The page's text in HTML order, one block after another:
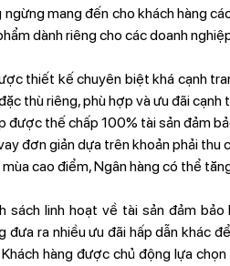
mang đến cho khách hàng
dành riêng cho các doanh
thiết kế chuyên biệt khá cạnh
thù riêng, phù hợp và ưu đãi cạnh
được thế chấp 100% tài sản đảm
đơn giản dựa trên khoản phải thu
cao điểm, Ngân hàng có thể
sách linh hoạt về tài sản đảm
đưa ra nhiều ưu đãi hấp dẫn khác
hàng được chủ động lựa